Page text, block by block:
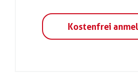
Kostenfrei